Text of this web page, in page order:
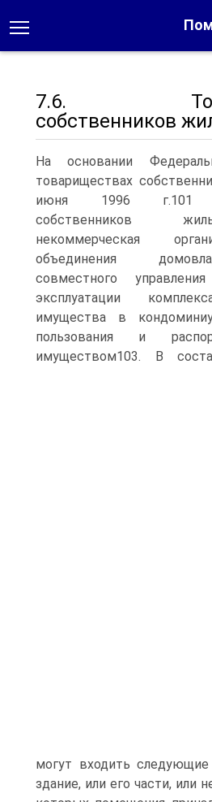
7.6.
собственников
На основании
товариществах
июня 1996 г.101
собственников
некоммерческая
объединения
совместного
эксплуатации
имущества в
пользования и
имуществом103. В
могут входить
здание, или его части, или